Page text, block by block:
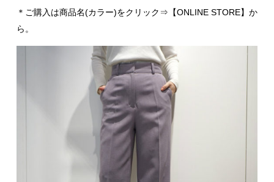
＊ご購入は商品名(カラー)をクリック⇒【ONLINE STORE】か
ら。